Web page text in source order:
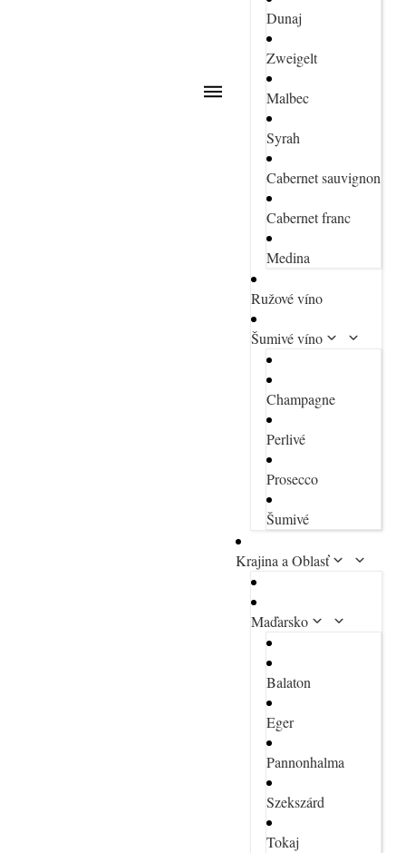
Dunaj
Zweigelt
Malbec
Syrah
Cabernet sauvignon
Cabernet franc
Medina
Ružové víno
Šumivé víno
Champagne
Perlivé
Prosecco
Šumivé
Krajina a Oblasť
Maďarsko
Balaton
Eger
Pannonhalma
Szekszárd
Tokaj